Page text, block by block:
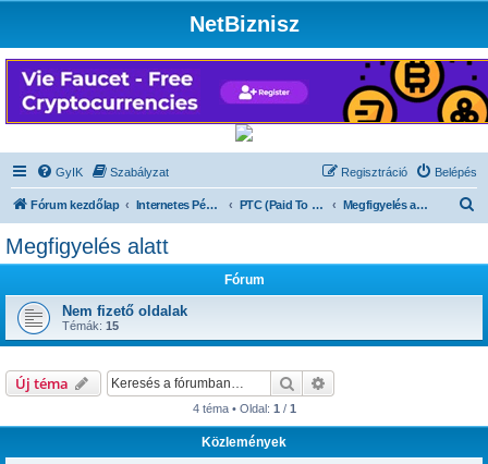
NetBiznisz
GyIK Szabályzat Belépés
Regisztráció
Fórum kezdőlap Internetes Pénzkeresés PTC (Paid To Click) Megfigyelés alatt
Megfigyelés alatt
Fórum
Nem fizető oldalak
Témák: 15
Új téma Keresés
4 téma • Oldal: 1 / 1
Közlemények